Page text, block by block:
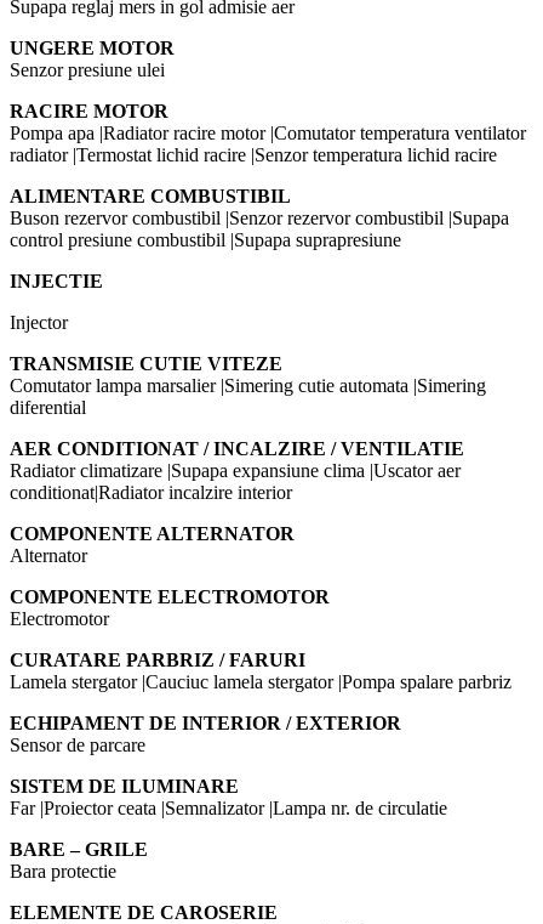
Supapa reglaj mers in gol admisie aer
UNGERE MOTOR
Senzor presiune ulei
RACIRE MOTOR
Pompa apa |Radiator racire motor |Comutator temperatura ventilator
radiator |Termostat lichid racire |Senzor temperatura lichid racire
ALIMENTARE COMBUSTIBIL
Buson rezervor combustibil |Senzor rezervor combustibil |Supapa
control presiune combustibil |Supapa suprapresiune
INJECTIE
Injector
TRANSMISIE CUTIE VITEZE
Comutator lampa marsalier |Simering cutie automata |Simering
diferential
AER CONDITIONAT / INCALZIRE / VENTILATIE
Radiator climatizare |Supapa expansiune clima |Uscator aer
conditionat|Radiator incalzire interior
COMPONENTE ALTERNATOR
Alternator
COMPONENTE ELECTROMOTOR
Electromotor
CURATARE PARBRIZ / FARURI
Lamela stergator |Cauciuc lamela stergator |Pompa spalare parbriz
ECHIPAMENT DE INTERIOR / EXTERIOR
Sensor de parcare
SISTEM DE ILUMINARE
Far |Proiector ceata |Semnalizator |Lampa nr. de circulatie
BARE – GRILE
Bara protectie
ELEMENTE DE CAROSERIE